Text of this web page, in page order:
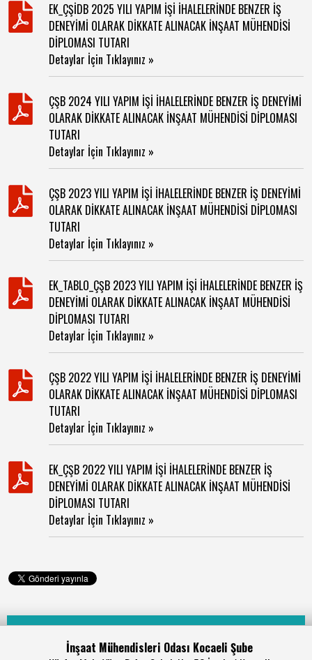
EK_ÇŞİDB 2025 YILI YAPIM İŞİ İHALELERİNDE BENZER İŞ
DENEYİMİ OLARAK DİKKATE ALINACAK İNŞAAT MÜHENDİSİ
DİPLOMASI TUTARI
Detaylar İçin Tıklayınız »
ÇŞB 2024 YILI YAPIM İŞİ İHALELERİNDE BENZER İŞ DENEYİMİ
OLARAK DİKKATE ALINACAK İNŞAAT MÜHENDİSİ DİPLOMASI
TUTARI
Detaylar İçin Tıklayınız »
ÇŞB 2023 YILI YAPIM İŞİ İHALELERİNDE BENZER İŞ DENEYİMİ
OLARAK DİKKATE ALINACAK İNŞAAT MÜHENDİSİ DİPLOMASI
TUTARI
Detaylar İçin Tıklayınız »
EK_TABLO_ÇŞB 2023 YILI YAPIM İŞİ İHALELERİNDE BENZER İŞ
DENEYİMİ OLARAK DİKKATE ALINACAK İNŞAAT MÜHENDİSİ
DİPLOMASI TUTARI
Detaylar İçin Tıklayınız »
ÇŞB 2022 YILI YAPIM İŞİ İHALELERİNDE BENZER İŞ DENEYİMİ
OLARAK DİKKATE ALINACAK İNŞAAT MÜHENDİSİ DİPLOMASI
TUTARI
Detaylar İçin Tıklayınız »
EK_ÇŞB 2022 YILI YAPIM İŞİ İHALELERİNDE BENZER İŞ
DENEYİMİ OLARAK DİKKATE ALINACAK İNŞAAT MÜHENDİSİ
DİPLOMASI TUTARI
Detaylar İçin Tıklayınız »
İnşaat Mühendisleri Odası Kocaeli Şube